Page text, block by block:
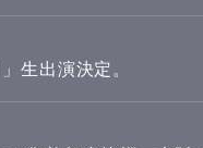
生出演決定。